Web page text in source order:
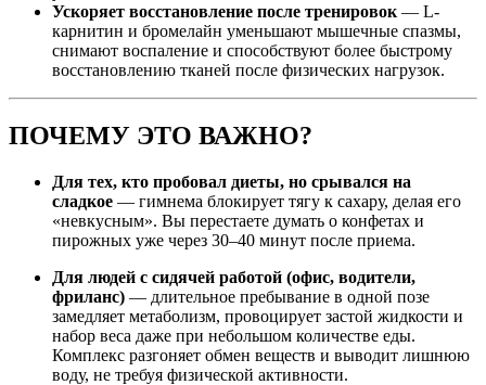
Ускоряет восстановление после тренировок — L-
карнитин и бромелайн уменьшают мышечные спазмы,
снимают воспаление и способствуют более быстрому
восстановлению тканей после физических нагрузок.
ПОЧЕМУ ЭТО ВАЖНО?
Для тех, кто пробовал диеты, но срывался на
сладкое — гимнема блокирует тягу к сахару, делая его
«невкусным». Вы перестаете думать о конфетах и
пирожных уже через 30–40 минут после приема.
Для людей с сидячей работой (офис, водители,
фриланс) — длительное пребывание в одной позе
замедляет метаболизм, провоцирует застой жидкости и
набор веса даже при небольшом количестве еды.
Комплекс разгоняет обмен веществ и выводит лишнюю
воду, не требуя физической активности.